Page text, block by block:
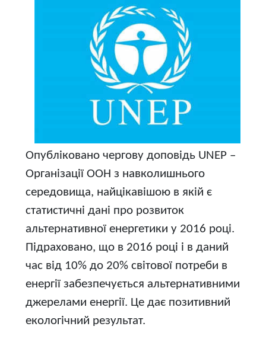
Опубліковано чергову доповідь UNEP –
Організації ООН з навколишнього
середовища, найцікавішою в якій є
статистичні дані про розвиток
альтернативної енергетики у 2016 році.
Підраховано, що в 2016 році і в даний
час від 10% до 20% світової потреби в
енергії забезпечується альтернативними
джерелами енергії. Це дає позитивний
екологічний результат.